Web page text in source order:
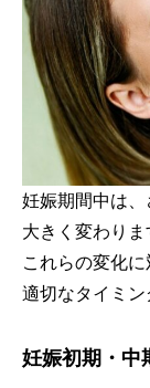
妊娠期間中は
大きく変わりま
これらの変化
適切なタイミン
妊娠初期・中